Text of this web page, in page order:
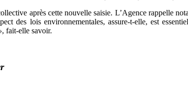
après cette nouvelle saisie. L’Agence rappelle
des lois environnementales, assure-t-elle, est
, fait-elle savoir.